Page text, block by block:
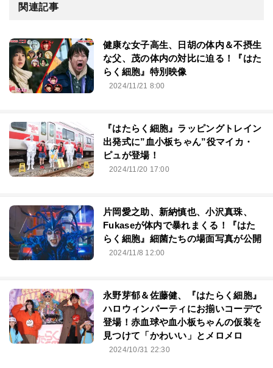
関連記事
健康な女子高生、日胡の体内＆不摂生
な父、茂の体内の対比に迫る！『はた
らく細胞』特別映像
2024/11/21 8:00
『はたらく細胞』ラッピングトレイン
出発式に”血小板ちゃん”役マイカ・
ピュが登場！
2024/11/20 17:00
片岡愛之助、新納慎也、小沢真珠、
Fukaseが体内で暴れまくる！『はた
らく細胞』細菌たちの場面写真が公開
2024/11/8 12:00
永野芽郁＆佐藤健、『はたらく細胞』
ハロウィンパーティにお揃いコーデで
登場！赤血球や血小板ちゃんの仮装を
見つけて「かわいい」とメロメロ
2024/10/31 22:30